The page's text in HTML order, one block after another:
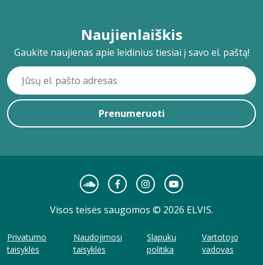
Naujienlaiškis
Gaukite naujienas apie leidinius tiesiai į savo el. paštą!
Prenumeruoti
Visos teisės saugomos © 2026 ELVIS.
Privatumo
taisyklės
Naudojimosi
taisyklės
Slapukų
politika
Vartotojo
vadovas